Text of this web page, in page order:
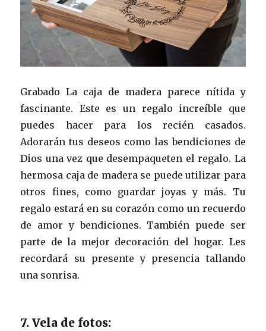
Grabado La caja de madera parece nítida y
fascinante. Este es un regalo increíble que
puedes hacer para los recién casados.
Adorarán tus deseos como las bendiciones de
Dios una vez que desempaqueten el regalo. La
hermosa caja de madera se puede utilizar para
otros fines, como guardar joyas y más. Tu
regalo estará en su corazón como un recuerdo
de amor y bendiciones. También puede ser
parte de la mejor decoración del hogar. Les
recordará su presente y presencia tallando
una sonrisa.
7. Vela de fotos: